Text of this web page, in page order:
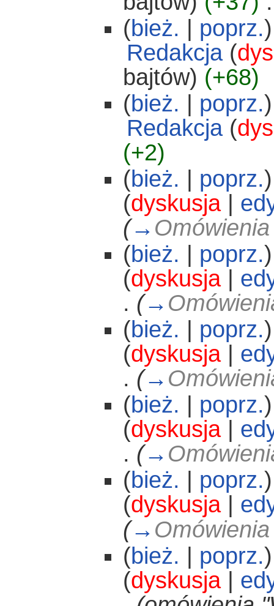
(bież. poprz.)
Redakcja (
bajtów) (+68)
(bież. poprz.)
Redakcja (
(+2)
(bież. poprz.)
(dyskusja|
(→ Omówienia
(bież. poprz.)
(dyskusja|
. (→
(bież. poprz.)
(dyskusja|
. (→
(bież. poprz.)
(dyskusja|
. (→
(bież. poprz.)
(dyskusja|
(→ Omówienia
(bież. poprz.)
(dyskusja|